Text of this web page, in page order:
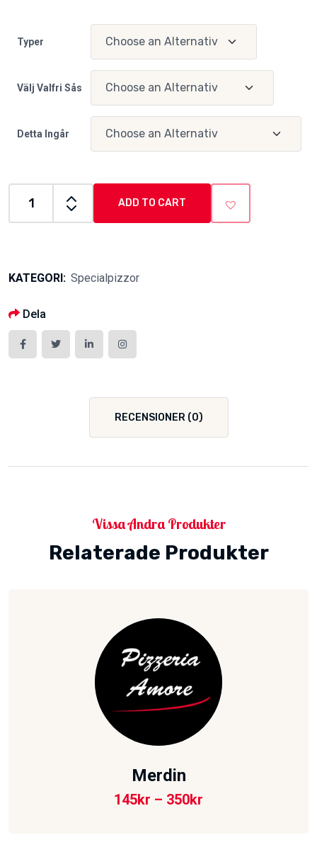
Typer
Välj Valfri Sås
Detta Ingår
Ciao
ADD TO CART
KATEGORI: Specialpizzor
Dela
RECENSIONER (0)
Vissa Andra Produkter
Relaterade Produkter
Merdin
145kr – 350kr